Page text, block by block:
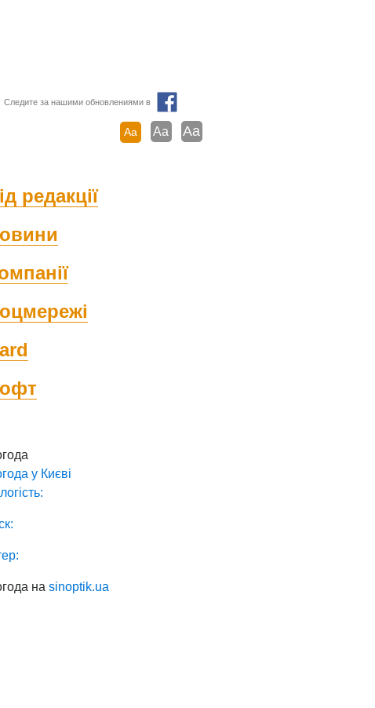
Следите за нашими обновлениями в
Aa Aa Aa
редакції
у Києві
наsinoptik.ua